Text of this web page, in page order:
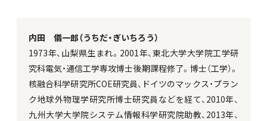
内田 儀一郎（うちだ・ぎいちろう）
1973年、山梨県生まれ。2001年、東北大学大学院工学研
究科電気・通信工学専攻博士後期課程修了。博士（工学）。
核融合科学研究所COE研究員、ドイツのマックス・プラン
ク地球外物理学研究所博士研究員などを経て、2010年、
九州大学大学院システム情報科学研究院助教、2013年、